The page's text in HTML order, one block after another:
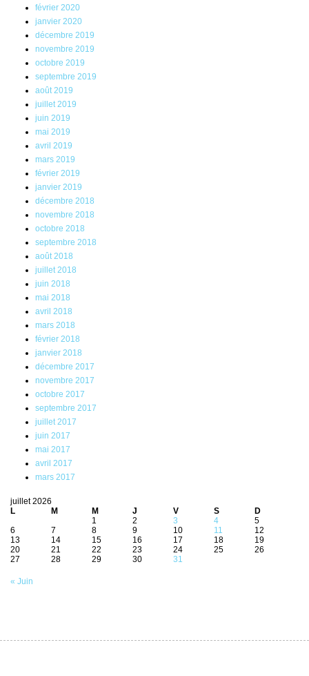
février 2020
janvier 2020
décembre 2019
novembre 2019
octobre 2019
septembre 2019
août 2019
juillet 2019
juin 2019
mai 2019
avril 2019
mars 2019
février 2019
janvier 2019
décembre 2018
novembre 2018
octobre 2018
septembre 2018
août 2018
juillet 2018
juin 2018
mai 2018
avril 2018
mars 2018
février 2018
janvier 2018
décembre 2017
novembre 2017
octobre 2017
septembre 2017
juillet 2017
juin 2017
mai 2017
avril 2017
mars 2017
juillet 2026
L
M M J V S
D
1
2 3 4
5
6
7 8 9 10 11
12
13
14 15 16 17 18
19
20
21 22 23 24 25
26
27
28 29 30 31
« Juin